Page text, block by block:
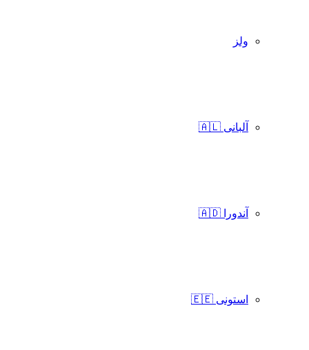
ولز
آلبانی 🇦🇱
آندورا 🇦🇩
استونی 🇪🇪